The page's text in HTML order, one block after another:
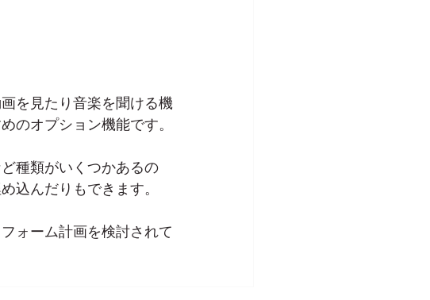
を見たり音楽を聞ける機
のオプション機能です。
種類がいくつかあるの
込んだりもできます。
ォーム計画を検討されて